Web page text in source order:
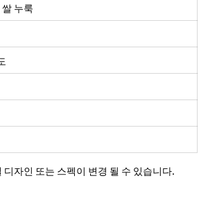
누룩
자인 또는 스펙이 변경 될 수 있습니다.